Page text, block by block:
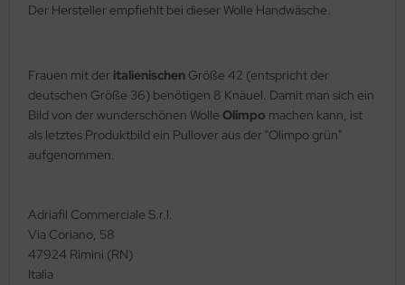
Der Hersteller empfiehlt bei dieser Wolle Handwäsche.
Frauen mit der italienischen Größe 42 (entspricht der
deutschen Größe 36) benötigen 8 Knäuel. Damit man sich ein
Bild von der wunderschönen Wolle Olimpo machen kann, ist
als letztes Produktbild ein Pullover aus der "Olimpo grün"
aufgenommen.
Adriafil Commerciale S.r.l.
Via Coriano, 58
47924 Rimini (RN)
Italia